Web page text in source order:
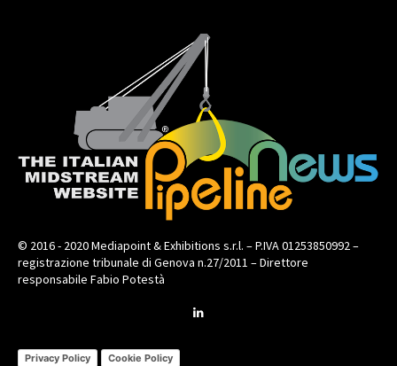
© 2016 - 2020 Mediapoint & Exhibitions s.r.l. – P.IVA 01253850992 –
registrazione tribunale di Genova n.27/2011 – Direttore
responsabile Fabio Potestà
Privacy Policy Cookie Policy